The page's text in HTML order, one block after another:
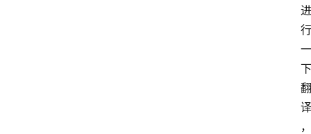
进
行
一
下
翻
译
，